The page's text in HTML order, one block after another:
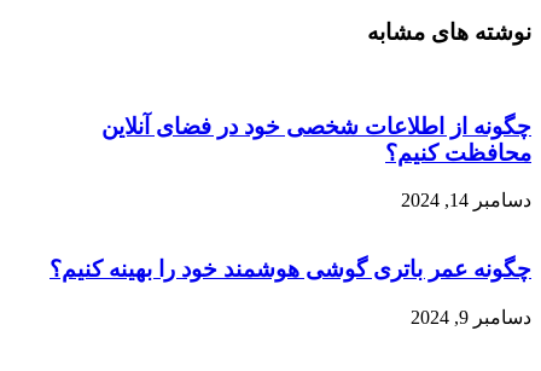
نوشته های مشابه
چگونه از اطلاعات شخصی خود در فضای آنلاین
محافظت کنیم؟
دسامبر 14, 2024
چگونه عمر باتری گوشی هوشمند خود را بهینه کنیم؟
دسامبر 9, 2024